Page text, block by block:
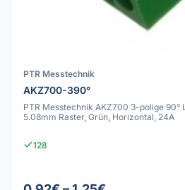
PTR Messtechnik
AKZ700-390°
PTR Messtechnik AKZ700 3-polige 90°
5.08mm Raster, Grün, Horizontal, 24A
128